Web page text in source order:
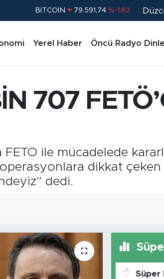
DOLAR 45,43620 %0.02
EURO 53,38690 %0.19
BİST100 14.598,00 %0
Yerel Haber Öncü Radyo Dinle
707
FETÖ ile mücadelede
dikkat çeken
dedi.
Süper